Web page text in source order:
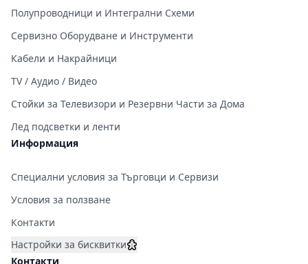
Полупроводници и Интегрални Схеми
Сервизно Оборудване и Инструменти
Кабели и Накрайници
TV / Аудио / Видео
Стойки за Телевизори и Резервни Части за Дома
Лед подсветки и ленти
Информация
Специални условия за Търговци и Сервизи
Условия за ползване
Контакти
Настройки за бисквитки
Контакти